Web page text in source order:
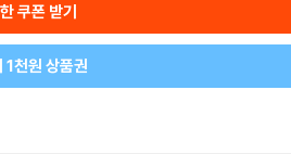
쿠폰 받기
1천원 상품권